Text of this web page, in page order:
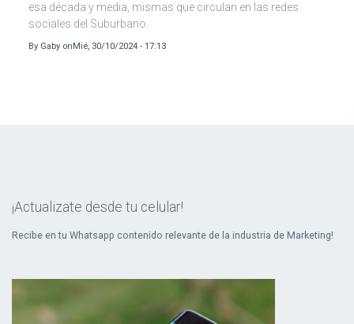
esa década y media, mismas que circulan en las redes
sociales del Suburbano.
By Gaby on Mié, 30/10/2024 - 17:13
¡Actualizate desde tu celular!
Recibe en tu Whatsapp contenido relevante de la industria de Marketing!